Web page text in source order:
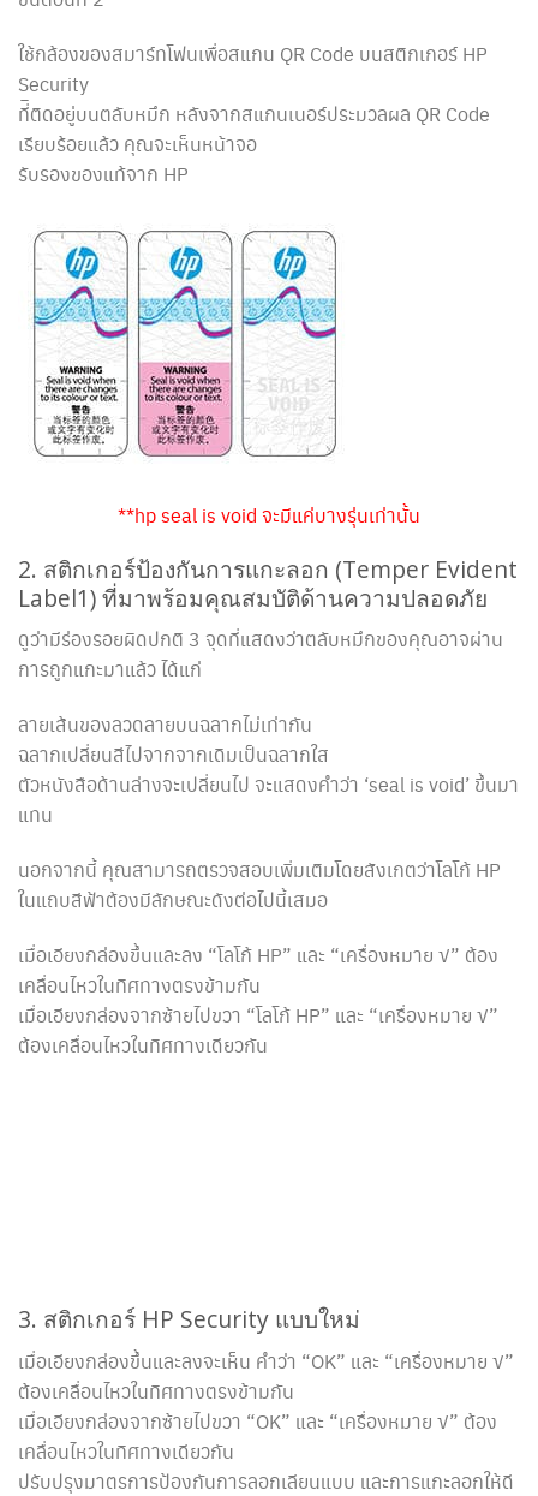
ใช้กล้องของสมาร์ทโฟนเพื่อสแกน QR Code บนสติกเกอร์ HP
Security
ที่ิติดอยู่บนตลับหมึก หลังจากสแกนเนอร์ประมวลผล QR Code
เรียบร้อยแล้ว คุณจะเห็นหน้าจอ
รับรองของแท้จาก HP
**hp seal is void จะมีแค่บางรุ่นเท่านั้น
2. สติกเกอร์ป้องกันการแกะลอก (Temper Evident
Label1) ที่มาพร้อมคุณสมบัติด้านความปลอดภัย
ดูว่ามีร่องรอยผิดปกติ 3 จุดที่แสดงว่าตลับหมึกของคุณอาจผ่าน
การถูกแกะมาแล้ว ได้แก่
ลายเส้นของลวดลายบนฉลากไม่เท่ากัน
ฉลากเปลี่ยนสีไปจากจากเดิมเป็นฉลากใส
ตัวหนังสือด้านล่างจะเปลี่ยนไป จะแสดงคำว่า ‘seal is void’ ขึ้นมา
แทน
นอกจากนี้ คุณสามารถตรวจสอบเพิ่มเติมโดยสังเกตว่าโลโก้ HP
ในแถบสีฟ้าต้องมีลักษณะดังต่อไปนี้เสมอ
เมื่อเอียงกล่องขึ้นและลง “โลโก้ HP” และ “เครื่องหมาย √” ต้อง
เคลื่อนไหวในทิศทางตรงข้ามกัน
เมื่อเอียงกล่องจากซ้ายไปขวา “โลโก้ HP” และ “เครื่องหมาย √”
ต้องเคลื่อนไหวในทิศทางเดียวกัน
3. สติกเกอร์ HP Security แบบใหม่
เมื่อเอียงกล่องขึ้นและลงจะเห็น คำว่า “OK” และ “เครื่องหมาย √”
ต้องเคลื่อนไหวในทิศทางตรงข้ามกัน
เมื่อเอียงกล่องจากซ้ายไปขวา “OK” และ “เครื่องหมาย √” ต้อง
เคลื่อนไหวในทิศทางเดียวกัน
ปรับปรุงมาตรการป้องกันการลอกเลียนแบบ และการแกะลอกให้ดี